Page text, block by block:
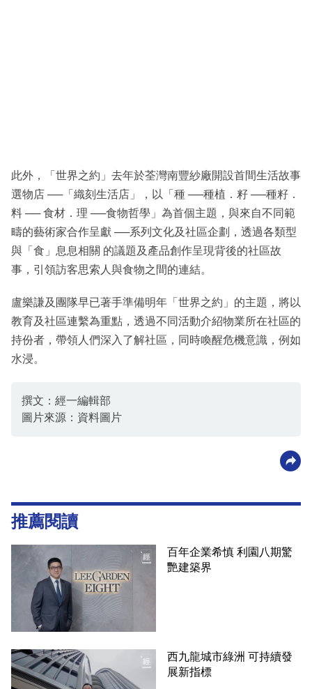
此外，「世界之約」去年於荃灣南豐紗廠開設首間生活故事
選物店 ──「織刻生活店」，以「種 ──種植．籽 ──種籽．
料 ── 食材．理 ──食物哲學」為首個主題，與來自不同範
疇的藝術家合作呈獻 ──系列文化及社區企劃，透過各類型
與「食」息息相關 的議題及產品創作呈現背後的社區故
事，引領訪客思索人與食物之間的連結。
盧樂謙及團隊早已著手準備明年「世界之約」的主題，將以
教育及社區連繫為重點，透過不同活動介紹物業所在社區的
持份者，帶領人們深入了解社區，同時喚醒危機意識，例如
水浸。
撰文：經一編輯部
圖片來源：資料圖片
推薦閱讀
百年企業希慎 利園八期驚
艷建築界
西九龍城市綠洲 可持續發
展新指標